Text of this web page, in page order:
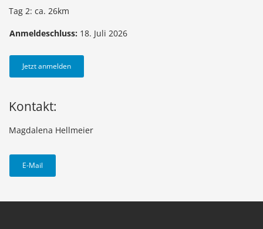
Tag 2: ca. 26km
Anmeldeschluss: 18. Juli 2026
Jetzt anmelden
Kontakt:
Magdalena Hellmeier
E-Mail